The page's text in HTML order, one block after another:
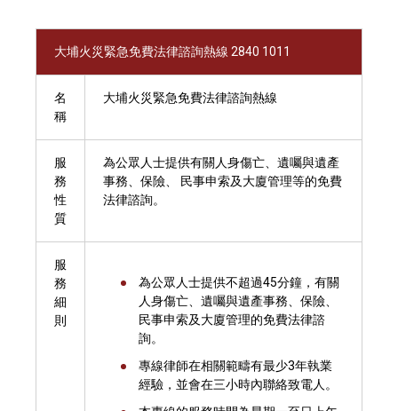
大埔火災緊急免費法律諮詢熱線 2840 1011
名
稱
大埔火災緊急免費法律諮詢熱線
服
務
性
質
為公眾人士提供有關人身傷亡、遺囑與遺產
事務、保險、 民事申索及大廈管理等的免費
法律諮詢。
服
務
細
則
為公眾人士提供不超過45分鐘，有關
人身傷亡、遺囑與遺產事務、保險、
民事申索及大廈管理的免費法律諮
詢。
專線律師在相關範疇有最少3年執業
經驗，並會在三小時內聯絡致電人。